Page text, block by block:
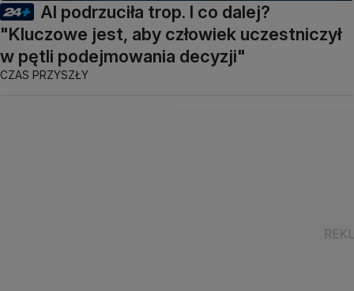
AI podrzuciła trop. I co dalej?
"Kluczowe jest, aby człowiek uczestniczył
w pętli podejmowania decyzji"
CZAS PRZYSZŁY